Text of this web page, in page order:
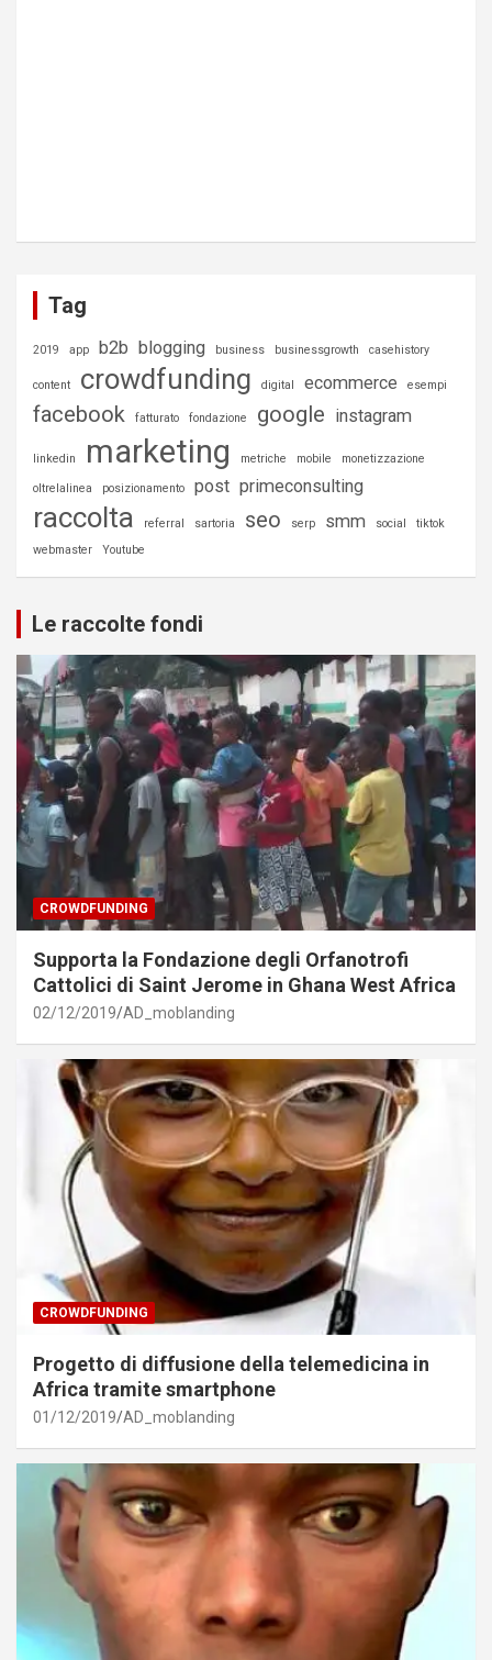
Tag
2019 app b2b blogging business businessgrowth casehistory
content crowdfunding digital ecommerce esempi
facebook fatturato fondazione google instagram
linkedin marketing metriche mobile monetizzazione
oltrelalinea posizionamento post primeconsulting
raccolta referral sartoria seo serp smm social
tiktok
webmaster
Youtube
Le raccolte fondi
CROWDFUNDING
Supporta la Fondazione degli Orfanotrofi
Cattolici di Saint Jerome in Ghana West Africa
02/12/2019 AD_moblanding
CROWDFUNDING
Progetto di diffusione della telemedicina in
Africa tramite smartphone
01/12/2019 AD_moblanding